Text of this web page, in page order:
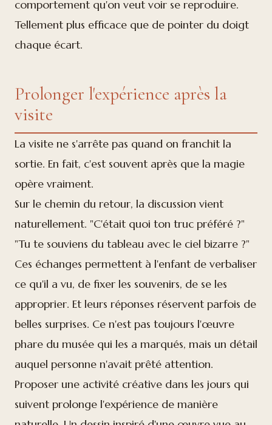
comportement qu'on veut voir se reproduire.
Tellement plus efficace que de pointer du doigt
chaque écart.
Prolonger l'expérience après la
visite
La visite ne s'arrête pas quand on franchit la
sortie. En fait, c'est souvent après que la magie
opère vraiment.
Sur le chemin du retour, la discussion vient
naturellement. "C'était quoi ton truc préféré ?"
"Tu te souviens du tableau avec le ciel bizarre ?"
Ces échanges permettent à l'enfant de verbaliser
ce qu'il a vu, de fixer les souvenirs, de se les
approprier. Et leurs réponses réservent parfois de
belles surprises. Ce n'est pas toujours l'œuvre
phare du musée qui les a marqués, mais un détail
auquel personne n'avait prêté attention.
Proposer une activité créative dans les jours qui
suivent prolonge l'expérience de manière